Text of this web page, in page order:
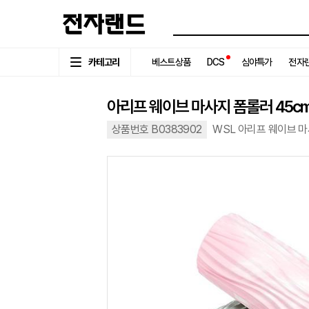
카테고리 베스트상품 DCS 심야특가 전자
아리프 웨이브 마사지 폼롤러
상품번호 B0383902 WSL 아리프 웨이브